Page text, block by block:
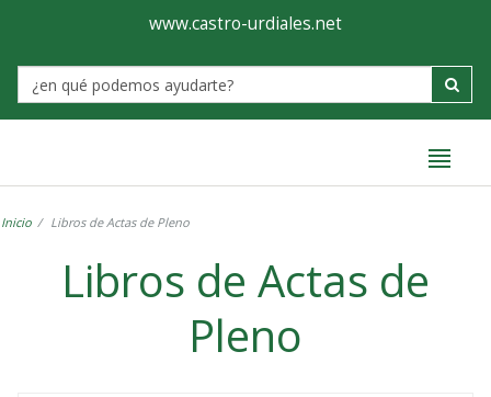
Ayuntamiento
de
Castro-
www.castro-urdiales.net
Label
Inicio Libros de Actas de Pleno
Libros de Actas de
Pleno